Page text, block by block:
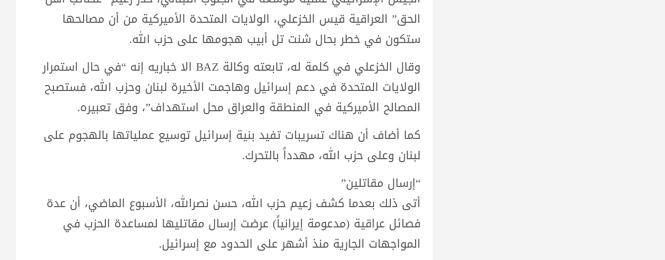
الحق” العراقية قيس الخزعلي، الولايات المتحدة الأميركية من أن مصالحها
ستكون في خطر بحال شنت تل أبيب هجومها على حزب الله.
وقال الخزعلي في كلمة له، تابعته وكالة BAZ الا خباريه إنه “في حال استمرار
الولايات المتحدة في دعم إسرائيل وهاجمت الأخيرة لبنان وحزب الله، فستصبح
المصالح الأميركية في المنطقة والعراق محل استهداف”، وفق تعبيره.
كما أضاف أن هناك تسريبات تفيد بنية إسرائيل توسيع عملياتها بالهجوم على
لبنان وعلى حزب الله، مهدداً بالتحرك.
“إرسال مقاتلين”
أتى ذلك بعدما كشف زعيم حزب الله، حسن نصرالله، الأسبوع الماضي، أن عدة
فصائل عراقية (مدعومة إيرانياً) عرضت إرسال مقاتليها لمساعدة الحزب في
المواجهات الجارية منذ أشهر على الحدود مع إسرائيل.